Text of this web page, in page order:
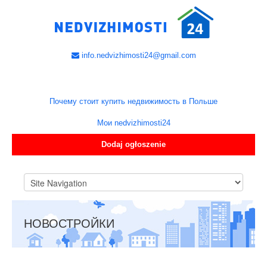
info.nedvizhimosti24@gmail.com
Почему стоит купить недвижимость в Польше
Мои nedvizhimosti24
Dodaj ogłoszenie
НОВОСТРОЙКИ